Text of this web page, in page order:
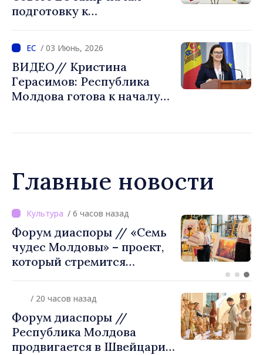
подготовку к
Кластера 1 в переговорах о
вступлении с Республикой
Молдова и Украиной
/ 03 Июнь, 2026
ВИДЕО// Кристина
Герасимов: Республика
Молдова готова к началу
Главные новости
«Семь
/ 1 час назад
ВИДЕО // Калараш
формирует
кластер
объединения в
Молдова.
утвердил
решение
/ 20 часов назад
Форум диаспоры //
Республика Молдова
продвигается в Швейцарии